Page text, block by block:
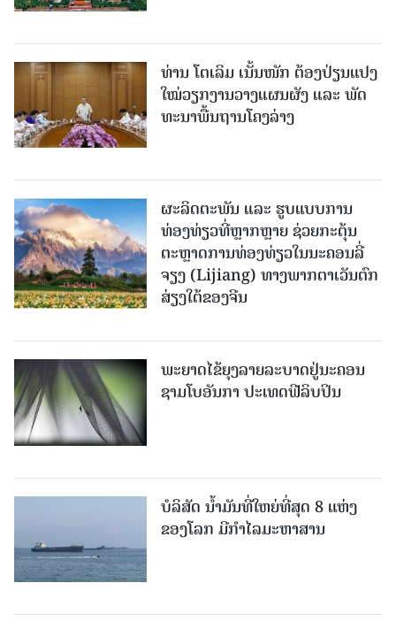
ທ່ານ ໂຕ​ເລິມ ເນັ້ນໜັກ ຕ້ອງ​ປ່ຽນ​ແປງ​
ໃໝ່​ວຽກ​ງານ​ວາງ​ແຜນ​ຜັງ ແລະ ​ພັດ​
ທະ​ນາ​ພື້ນ​ຖານ​ໂຄງ​ລ່າງ
ຜະລິດຕະພັນ ແລະ ຮູບແບບການ
ທ່ອງທ່ຽວທີ່ຫຼາກຫຼາຍ ຊ່ວຍກະຕຸ້ນ
ຕະຫຼາດການທ່ອງທ່ຽວໃນນະຄອນລີ່
ຈຽງ (Lijiang) ທາງພາກຕາເວັນຕົກ
ສ່ຽງໃຕ້ຂອງຈີນ
ພະຍາດໄຂ້ຍຸງລາຍລະບາດຢູ່ນະຄອນ
ຊາມໂບ​ອັນກາ ປະເທດຟີລິບປິນ
ບໍລິສັດ ນ້ຳມັນທີ່ໃຫຍ່ທີ່ສຸດ 8 ແຫ່ງ
ຂອງໂລກ ມີກຳໄລມະຫາສານ